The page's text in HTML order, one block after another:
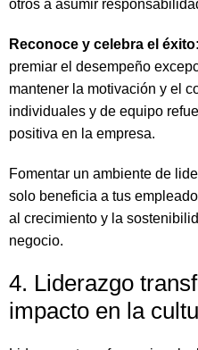
otros a asumir
Reconoce y celebra el éxito:
premiar el desempeño
mantener la motivación y el
individuales y de equipo
positiva en la empresa.
Fomentar un ambiente de
solo beneficia a tus
al crecimiento y la
negocio.
4. Liderazgo
impacto en la